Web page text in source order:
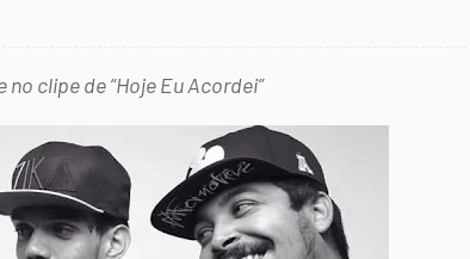
clipe de “Hoje Eu Acordei”